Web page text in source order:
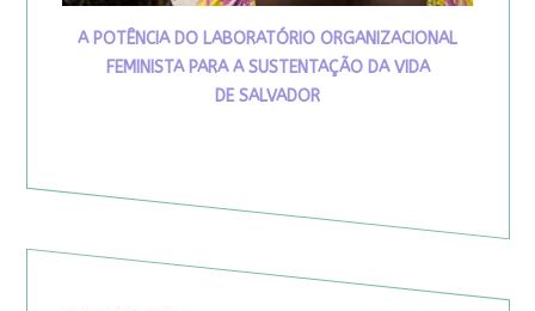
A POTÊNCIA DO LABORATÓRIO ORGANIZACIONAL
FEMINISTA PARA A SUSTENTAÇÃO DA VIDA
DE SALVADOR